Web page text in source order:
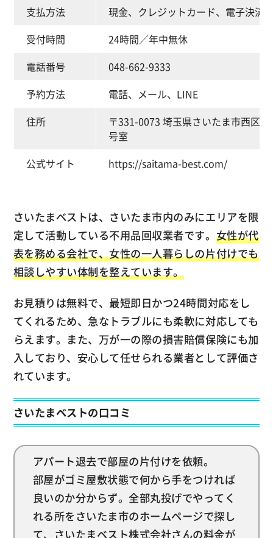
支払方法
現金、クレジットカード、電子決済
受付時間
24時間／年中無休
電話番号
048-662-9333
予約方法
電話、メール、LINE
住所
〒331-0073 埼玉県さいたま市西区
号室
公式サイト
https://saitama-best.com/
さいたまベストは、さいたま市内のみにエリアを限
定して活動している不用品回収業者です。 女性が代
表を務める会社で、女性の一人暮らしの片付けでも
相談しやすい体制を整えています。
お見積りは無料で、最短即日かつ24時間対応をし
てくれるため、急なトラブルにも柔軟に対応しても
らえます。また、万が一の際の損害賠償保険にも加
入しており、安心して任せられる業者として評価さ
れています。
さいたまベストの口コミ
アパート退去で部屋の片付けを依頼。
部屋がゴミ屋敷状態で何から手をつければ
良いのか分からず。全部丸投げでやってく
れる所をさいたま市のホームページで探し
て、さいたまベスト株式会社さんの料金が